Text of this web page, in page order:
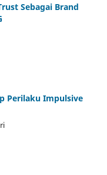
Sebagai Brand
Perilaku Impulsive